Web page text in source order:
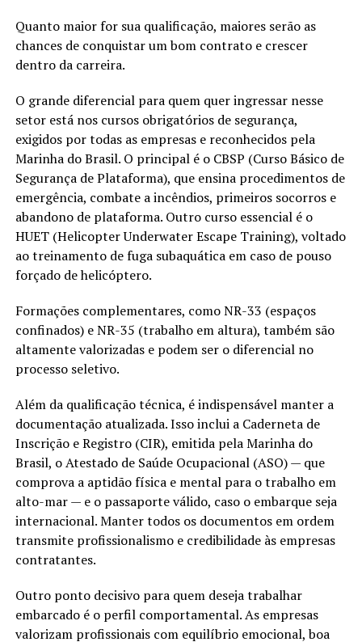
Quanto maior for sua qualificação, maiores serão as
chances de conquistar um bom contrato e crescer
dentro da carreira.
O grande diferencial para quem quer ingressar nesse
setor está nos cursos obrigatórios de segurança,
exigidos por todas as empresas e reconhecidos pela
Marinha do Brasil. O principal é o CBSP (Curso Básico de
Segurança de Plataforma), que ensina procedimentos de
emergência, combate a incêndios, primeiros socorros e
abandono de plataforma. Outro curso essencial é o
HUET (Helicopter Underwater Escape Training), voltado
ao treinamento de fuga subaquática em caso de pouso
forçado de helicóptero.
Formações complementares, como NR-33 (espaços
confinados) e NR-35 (trabalho em altura), também são
altamente valorizadas e podem ser o diferencial no
processo seletivo.
Além da qualificação técnica, é indispensável manter a
documentação atualizada. Isso inclui a Caderneta de
Inscrição e Registro (CIR), emitida pela Marinha do
Brasil, o Atestado de Saúde Ocupacional (ASO) — que
comprova a aptidão física e mental para o trabalho em
alto-mar — e o passaporte válido, caso o embarque seja
internacional. Manter todos os documentos em ordem
transmite profissionalismo e credibilidade às empresas
contratantes.
Outro ponto decisivo para quem deseja trabalhar
embarcado é o perfil comportamental. As empresas
valorizam profissionais com equilíbrio emocional, boa